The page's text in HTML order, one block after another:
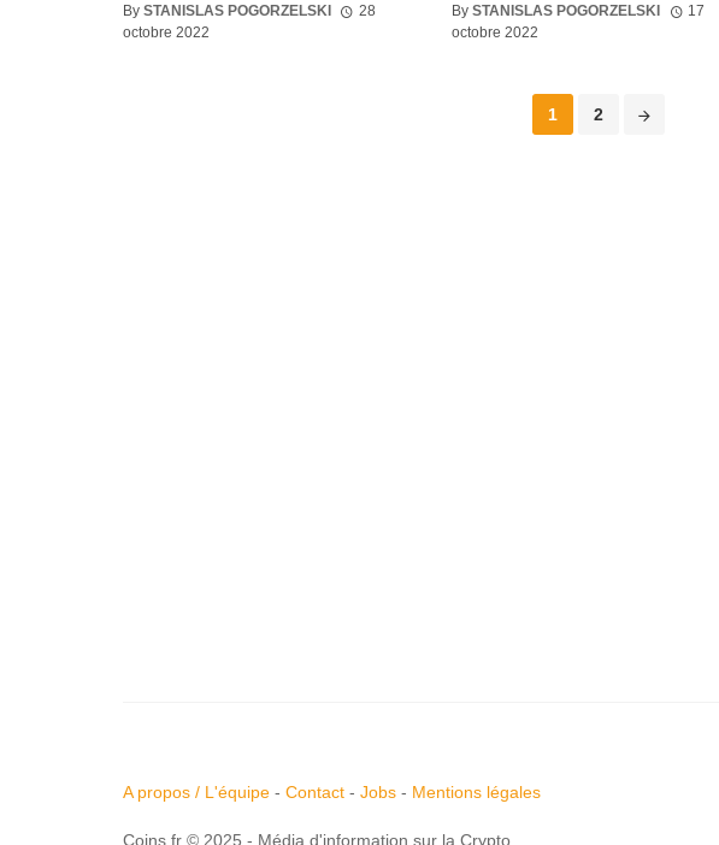
By STANISLAS POGORZELSKI
28
octobre 2022
BySTANISLAS POGORZELSKI
17
octobre 2022
1 2
A propos / L'équipe - Contact - Jobs - Mentions légales
Coins.fr © 2025 - Média d'information sur la Crypto